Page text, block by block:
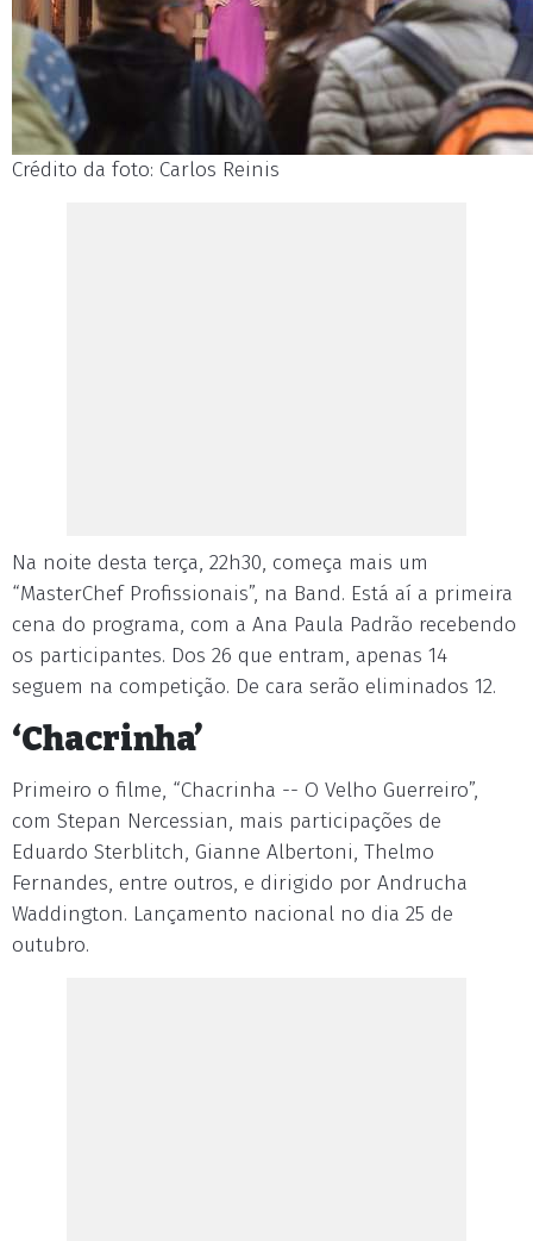
Crédito da foto: Carlos Reinis
Na noite desta terça, 22h30, começa mais um
“MasterChef Profissionais”, na Band. Está aí a primeira
cena do programa, com a Ana Paula Padrão recebendo
os participantes. Dos 26 que entram, apenas 14
seguem na competição. De cara serão eliminados 12.
‘Chacrinha’
Primeiro o filme, “Chacrinha -- O Velho Guerreiro”,
com Stepan Nercessian, mais participações de
Eduardo Sterblitch, Gianne Albertoni, Thelmo
Fernandes, entre outros, e dirigido por Andrucha
Waddington. Lançamento nacional no dia 25 de
outubro.